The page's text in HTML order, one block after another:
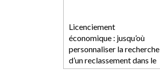
Licenciement
économique : jusqu’où
personnaliser la recherche
d’un reclassement dans le